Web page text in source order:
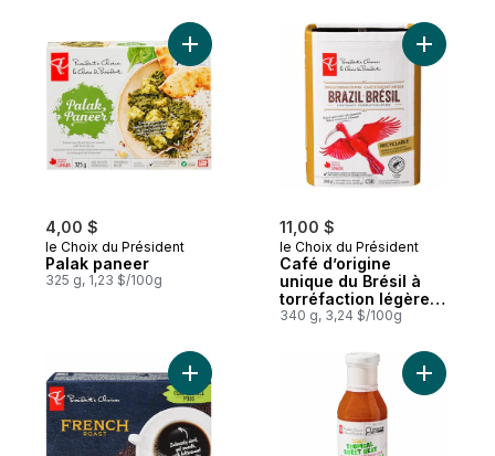
4,00 $
le Choix du Président
Palak paneer
325 g, 1,23 $/100g
Ajouter Palak paneer au panier
11,00 $
le Choix du Président
Café d’origine
unique du Brésil à
torréfaction légère,
mouture fine
340 g, 3,24 $/100g
Ajouter
Ajouter Cartouches individuelles de café
Ajouter